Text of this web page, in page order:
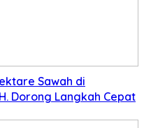
Sawah di
Dorong Langkah Cepat